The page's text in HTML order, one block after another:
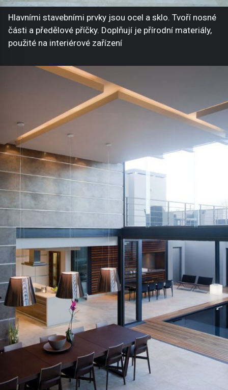
Hlavními stavebními prvky jsou ocel a sklo. Tvoří nosné
části a předělové příčky. Doplňují je přírodní materiály,
použité na interiérové zařízení